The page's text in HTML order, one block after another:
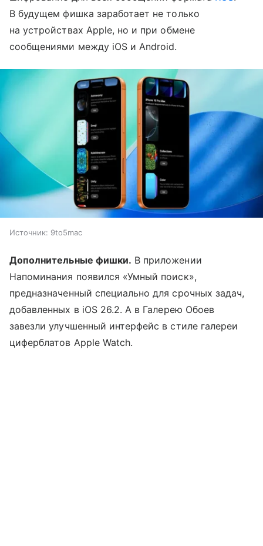
В будущем фишка заработает не только
на устройствах Apple, но и при обмене
сообщениями между iOS и Android.
Источник: 9to5mac
Дополнительные фишки. В приложении
Напоминания появился «Умный поиск»,
предназначенный специально для срочных задач,
добавленных в iOS 26.2. А в Галерею Обоев
завезли улучшенный интерфейс в стиле галереи
циферблатов Apple Watch.